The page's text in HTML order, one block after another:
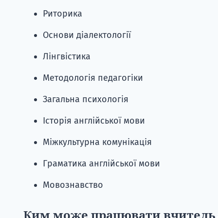
Риторика
Основи діалектології
Лінгвістика
Методологія педагогіки
Загальна психологія
Історія англійської мови
Міжкультурна комунікація
Граматика англійської мови
Мовознавство
Ким може працювати вчитель